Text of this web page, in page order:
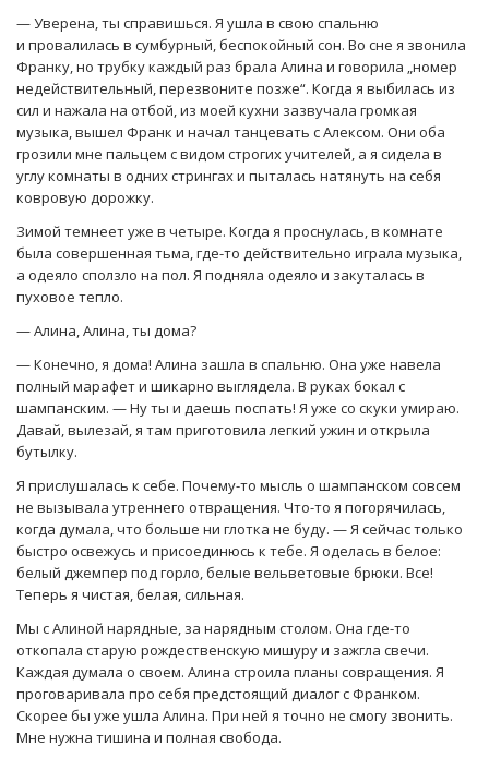
— Уверена, ты справишься. Я ушла в свою спальню
и провалилась в сумбурный, беспокойный сон. Во сне я звонила
Франку, но трубку каждый раз брала Алина и говорила „номер
недействительный, перезвоните позже“. Когда я выбилась из
сил и нажала на отбой, из моей кухни зазвучала громкая
музыка, вышел Франк и начал танцевать с Алексом. Они оба
грозили мне пальцем с видом строгих учителей, а я сидела в
углу комнаты в одних стрингах и пыталась натянуть на себя
ковровую дорожку.
Зимой темнеет уже в четыре. Когда я проснулась, в комнате
была совершенная тьма, где-то действительно играла музыка,
а одеяло сползло на пол. Я подняла одеяло и закуталась в
пуховое тепло.
— Алина, Алина, ты дома?
— Конечно, я дома! Алина зашла в спальню. Она уже навела
полный марафет и шикарно выглядела. В руках бокал с
шампанским. — Ну ты и даешь поспать! Я уже со скуки умираю.
Давай, вылезай, я там приготовила легкий ужин и открыла
бутылку.
Я прислушалась к себе. Почему-то мысль о шампанском совсем
не вызывала утреннего отвращения. Что-то я погорячилась,
когда думала, что больше ни глотка не буду. — Я сейчас только
быстро освежусь и присоединюсь к тебе. Я оделась в белое:
белый джемпер под горло, белые вельветовые брюки. Все!
Теперь я чистая, белая, сильная.
Мы с Алиной нарядные, за нарядным столом. Она где-то
откопала старую рождественскую мишуру и зажгла свечи.
Каждая думала о своем. Алина строила планы совращения. Я
проговаривала про себя предстоящий диалог с Франком.
Скорее бы уже ушла Алина. При ней я точно не смогу звонить.
Мне нужна тишина и полная свобода.